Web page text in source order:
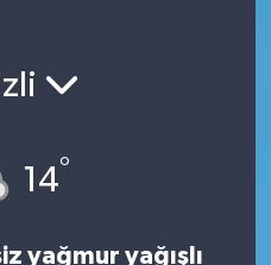
14°
yağmur yağışlı